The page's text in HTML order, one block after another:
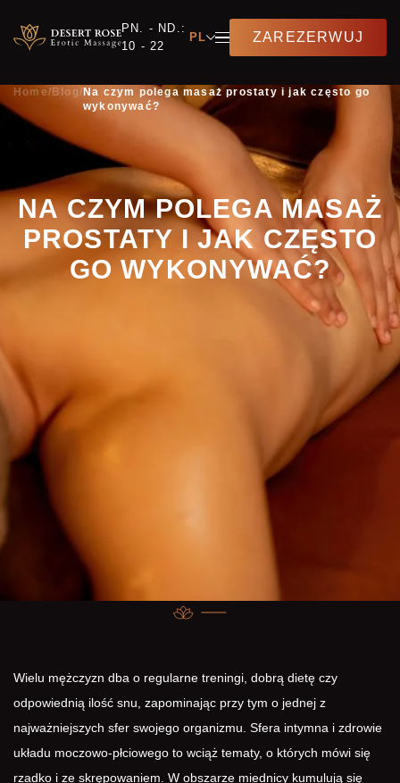
PN. - ND.:
10 - 22
PL ZAREZERWUJ
Home/ Blog/ Na czym polega masaż prostaty i jak często go
wykonywać?
NA CZYM POLEGA MASAŻ
PROSTATY I JAK CZĘSTO
GO WYKONYWAĆ?
Wielu mężczyzn dba o regularne treningi, dobrą dietę czy
odpowiednią ilość snu, zapominając przy tym o jednej z
najważniejszych sfer swojego organizmu. Sfera intymna i zdrowie
układu moczowo-płciowego to wciąż tematy, o których mówi się
rzadko i ze skrępowaniem. W obszarze miednicy kumulują się